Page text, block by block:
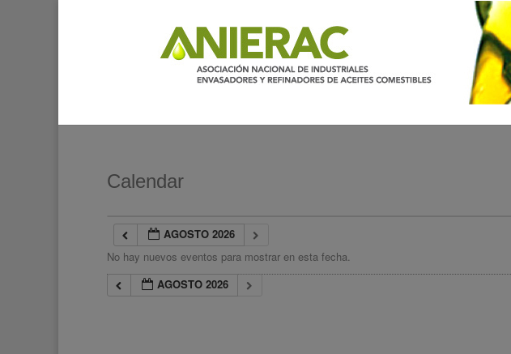
Calendar
AGOSTO 2026
No hay nuevos eventos para mostrar en esta fecha.
AGOSTO 2026